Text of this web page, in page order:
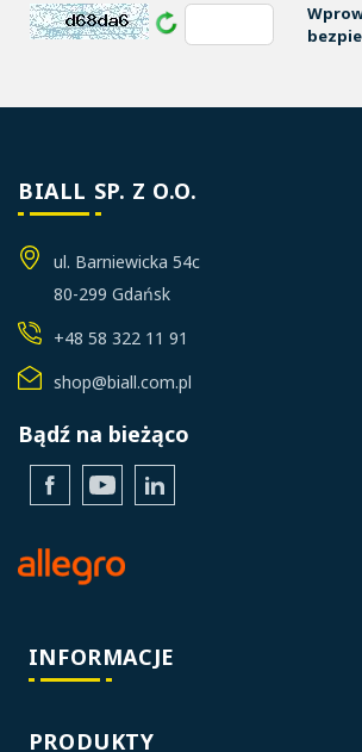
BIALL SP. Z O.O.
ul. Barniewicka 54c
80-299 Gdańsk
+48 58 322 11 91
shop@biall.com.pl
Bądź na bieżąco
FacebookYouTubeLinkedIn
INFORMACJE
PRODUKTY